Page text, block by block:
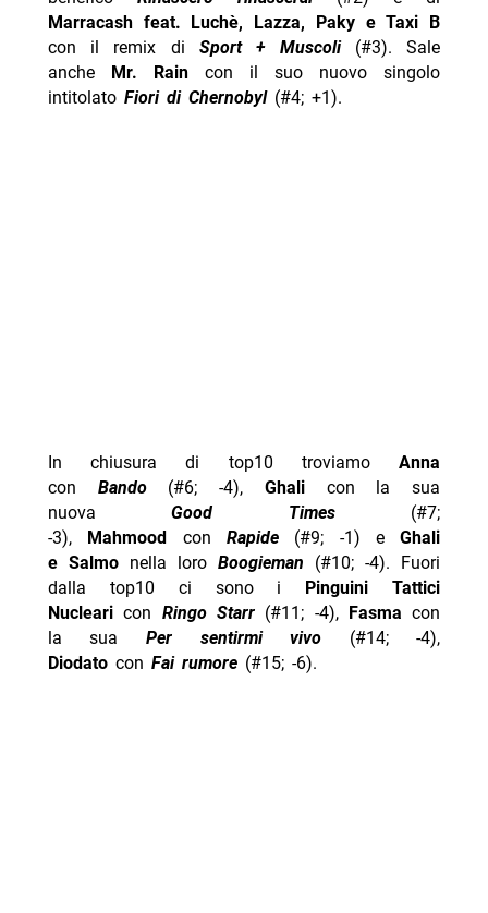
Marracash feat. Luchè, Lazza, Paky e Taxi B
con il remix di Sport + Muscoli (#3). Sale
anche Mr. Rain con il suo nuovo singolo
intitolato Fiori di Chernobyl (#4; +1).
In chiusura di top10 troviamoAnna
con Bando (#6; -4), Ghalicon la sua
nuovaGood Times (#7;
-3), Mahmood con Rapide (#9; -1) eGhali
e Salmo nella loroBoogieman (#10; -4). Fuori
dalla top10 ci sono i Pinguini Tattici
Nuclearicon Ringo Starr (#11; -4), Fasmacon
la sua Per sentirmi vivo (#14; -4),
Diodato con Fai rumore (#15; -6).